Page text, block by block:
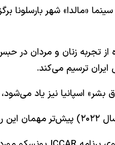
فیلم و حقوق بشر بارسلونا از ۵ تا ۱۰
زنان و مردان در
ترسیم می‌کند.
بشر» اسپانیا نیز یاد